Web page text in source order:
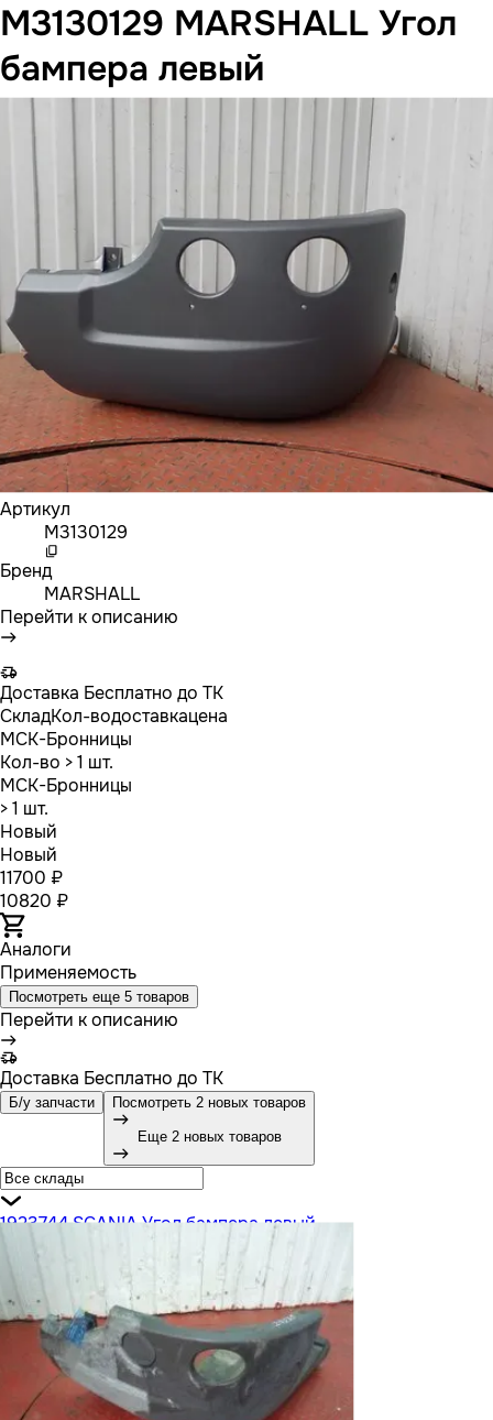
M3130129 MARSHALL Угол
бампера левый
Артикул
M3130129
Бренд
MARSHALL
Перейти к описанию
Доставка Бесплатно до ТК
СкладКол-водоставкацена
МСК-Бронницы
Кол-во > 1 шт.
МСК-Бронницы
> 1 шт.
Новый
Новый
11700 ₽
10820 ₽
Аналоги
Применяемость
Посмотреть еще 5 товаров
Перейти к описанию
Доставка Бесплатно до ТК
Б/у запчасти Посмотреть 2 новых товаров
Еще 2 новых товаров
1923744 SCANIA Угол бампера левый